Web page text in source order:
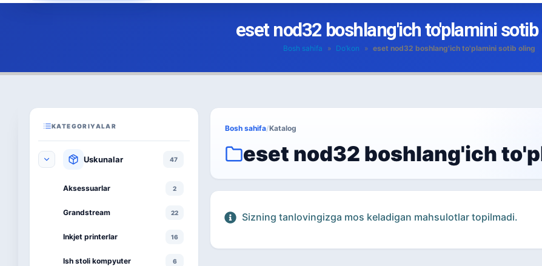
eset nod32 boshlang'ich to'plamini
Bosh sahifa » Do’kon » eset nod32 boshlang'ich to'plamini sotib oling
KATEGORIYALAR
Uskunalar 47
Aksessuarlar 2
Grandstream 22
Inkjet printerlar 16
Ish stoli kompyuter 6
Bosh sahifa/Katalog
eset nod32 boshlang'ich
Sizning tanlovingizga mos keladigan mahsulotlar topilmadi.